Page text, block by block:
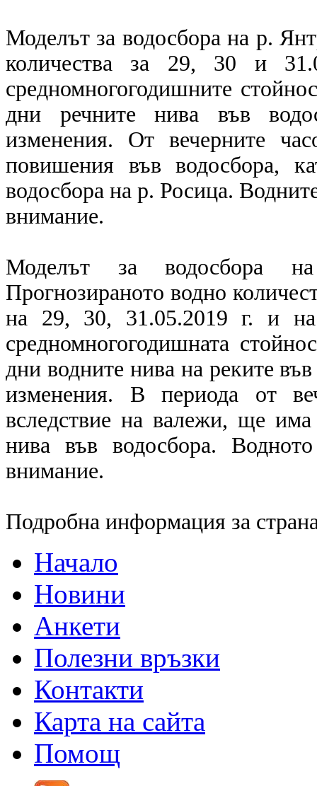
Моделът за водосбора на р.
количества за 29, 30 и
средномногогодишните
дни речните нива във
изменения. От вечерните
повишения във водосбора,
водосбора на р. Росица.
внимание.
Моделът за водосбора
Прогнозираното водно
на 29, 30, 31.05.2019 г. и
средномногогодишната
дни водните нива на реките
изменения. В периода от
вследствие на валежи, ще
нива във водосбора.
внимание.
Подробна информация за
Начало
Новини
Анкети
Полезни връзки
Контакти
Карта на сайта
Помощ